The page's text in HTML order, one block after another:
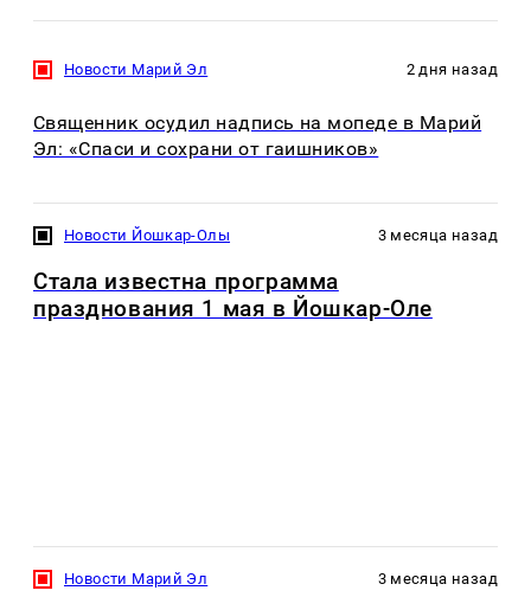
Новости Марий Эл 2 дня назад
Священник осудил надпись на мопеде в Марий
Эл: «Спаси и сохрани от гаишников»
Новости Йошкар-Олы 3 месяца назад
Стала известна программа
празднования 1 мая в Йошкар-Оле
Новости Марий Эл 3 месяца назад